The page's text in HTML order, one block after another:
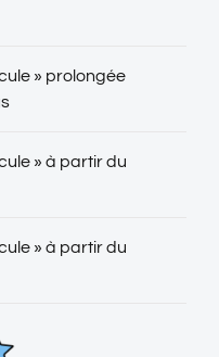
» prolongée
» à partir du
» à partir du